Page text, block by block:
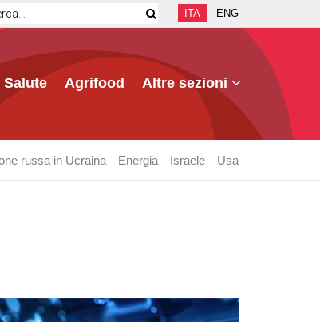
ITA ENG
Salute Agrifood Altre sezioni
russa in Ucraina Energia Israele Usa